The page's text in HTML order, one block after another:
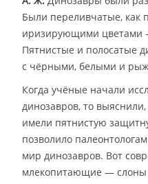
Были переливчатые,
иризирующими цветами
Пятнистые и полосатые
с чёрными, белыми и
Когда учёные начали
динозавров, то
имели пятнистую
позволило
мир динозавров. Вот
млекопитающие — слоны